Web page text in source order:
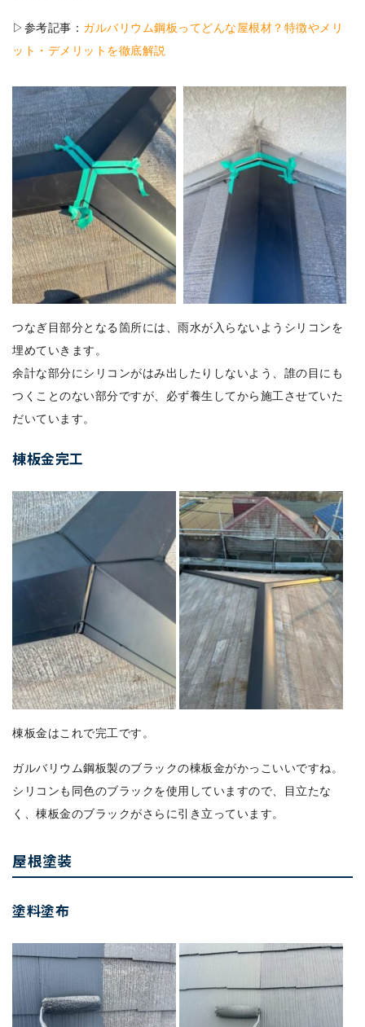
▷参考記事： ガルバリウム鋼板ってどんな屋根材？特徴やメリ
ット・デメリットを徹底解説
つなぎ目部分となる箇所には、雨水が入らないようシリコンを
埋めていきます。
余計な部分にシリコンがはみ出したりしないよう、誰の目にも
つくことのない部分ですが、必ず養生してから施工させていた
だいています。
棟板金完工
棟板金はこれで完工です。
ガルバリウム鋼板製のブラックの棟板金がかっこいいですね。
シリコンも同色のブラックを使用していますので、目立たな
く、棟板金のブラックがさらに引き立っています。
屋根塗装
塗料塗布